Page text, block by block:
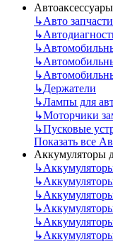
Автоаксессуары
↳Авто запчасти
↳
↳
↳
↳
↳Держатели
↳Лампы для
↳Моторчики
↳Пусковые
Показать все
Аккумуляторы
↳
↳
↳
↳
↳
↳